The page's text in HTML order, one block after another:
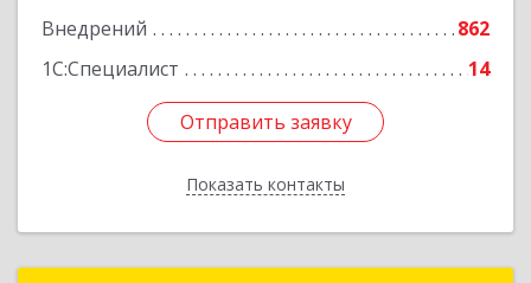
Внедрений
862
1С:Специалист
14
Отправить заявку
Показать контакты
Подробнее
Отправить заявку
Назад